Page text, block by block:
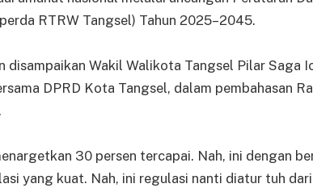
RTRW Tangsel) Tahun 2025–2045.
disampaikan Wakil Walikota Tangsel Pilar Saga
DPRD Kota Tangsel, dalam pembahasan
30 persen tercapai. Nah, ini dengan
yang kuat. Nah, ini regulasi nanti diatur tuh